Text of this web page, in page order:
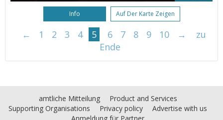
Info Auf Der Karte Zeigen
← 1 2 3 4 5 6 7 8 9 10 →
zu
Ende
amtliche Mitteilung
Product and Services
Supporting Organisations
Privacy policy
Advertise with us
Anmeldung für Partner